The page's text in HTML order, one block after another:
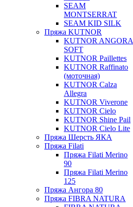
SEAM
MONTSERRAT
SEAM KID SILK
Пряжа KUTNOR
KUTNOR ANGORA
SOFT
KUTNOR Paillettes
KUTNOR Raffinato
(моточная)
KUTNOR Calza
Allegra
KUTNOR Viverone
KUTNOR Cielo
KUTNOR Shine Pail
KUTNOR Cielo Lite
Пряжа Шерсть ЯКА
Пряжа Filati
Пряжа Filati Merino
90
Пряжа Filati Merino
125
Пряжа Ангора 80
Пряжа FIBRA NATURA